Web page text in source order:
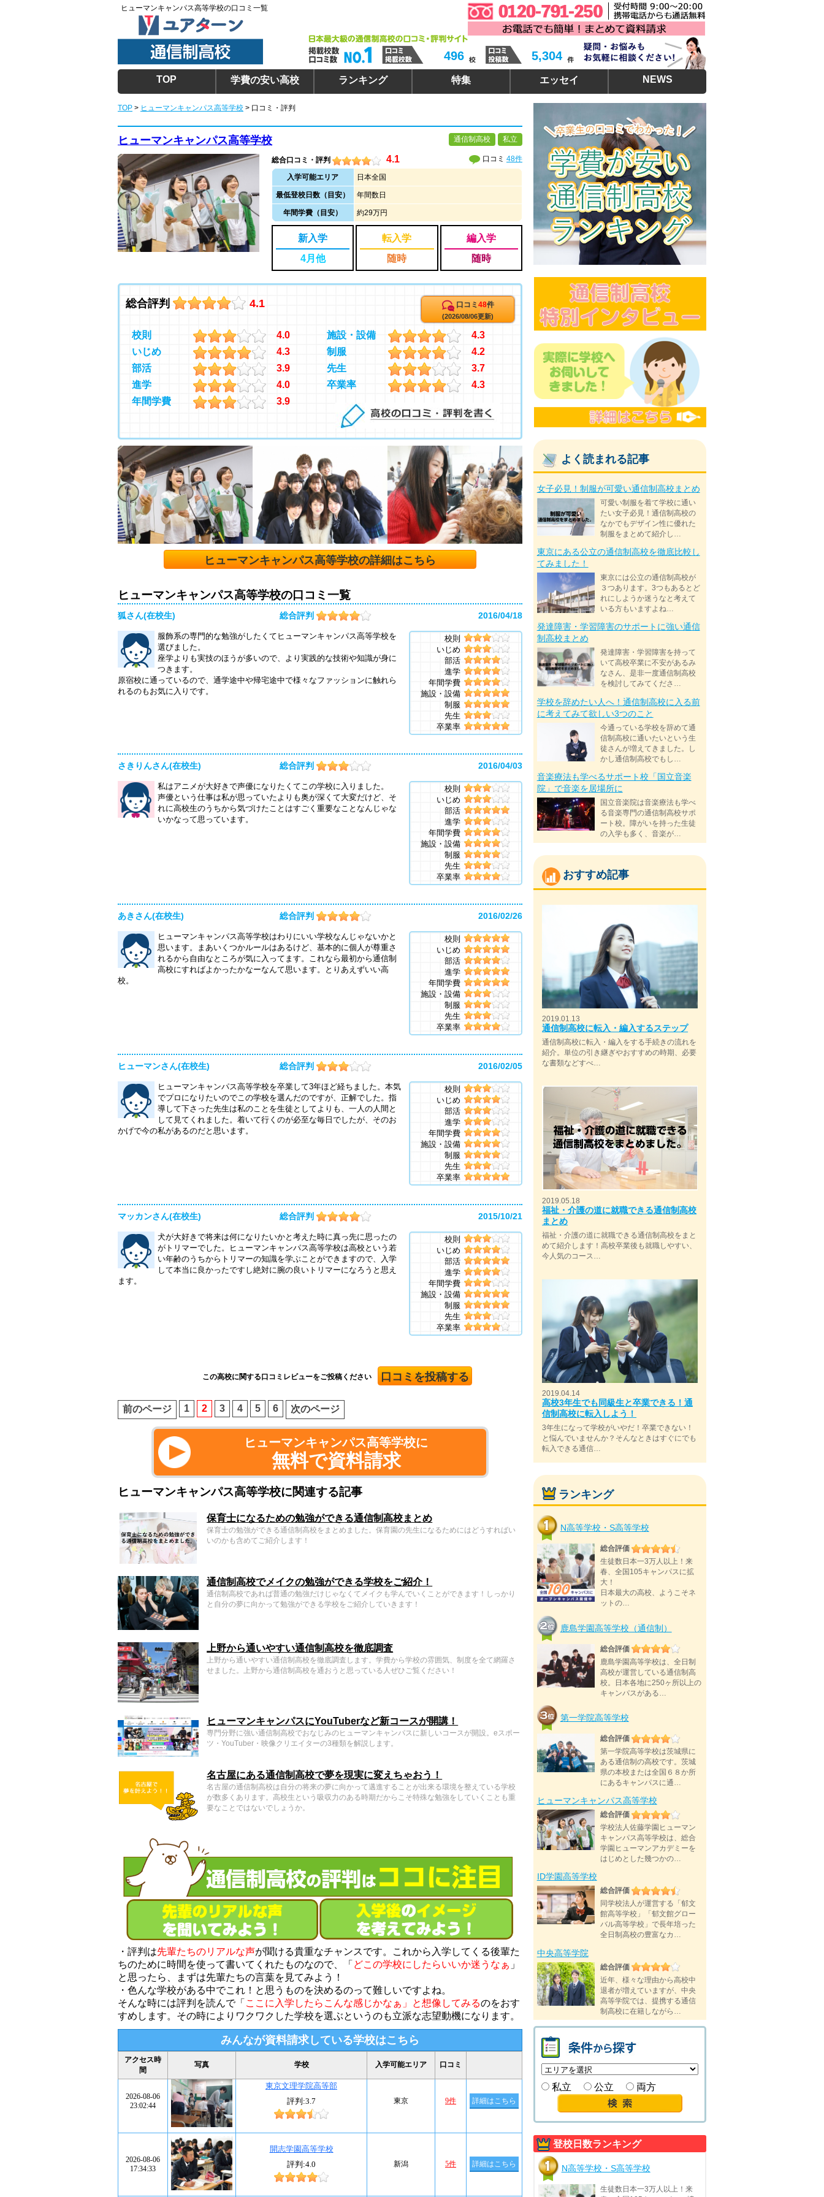
ヒューマンキャンパス高等学校の口コミ一覧
5,304
496
TOP 学費の安い高校 ランキング 特集 エッセイ NEWS
TOP > ヒューマンキャンパス高等学校 > 口コミ・評判
ヒューマンキャンパス高等学校 通信制高校 私立
総合口コミ・評判 4.1 口コミ 48件
入学可能エリア 日本全国
最低登校日数（目安） 年間数日
年間学費（目安） 約29万円
新入学
4月他
転入学
随時
編入学
随時
総合評判 4.1 口コミ 48件
(2026/08/06更新)
校則
4.0
いじめ
4.3
部活
3.9
進学
4.0
年間学費
3.9
施設・設備
4.3
制服
4.2
先生
3.7
卒業率
4.3
ヒューマンキャンパス高等学校の詳細はこちら
ヒューマンキャンパス高等学校の口コミ一覧
狐さん(在校生) 総合評判 2016/04/18
服飾系の専門的な勉強がしたくてヒューマンキャンパス高等学校を
選びました。
座学よりも実技のほうが多いので、より実践的な技術や知識が身に
つきます。
原宿校に通っているので、通学途中や帰宅途中で様々なファッションに触れら
れるのもお気に入りです。
校則
いじめ
部活
進学
年間学費
施設・設備
制服
先生
卒業率
さきりんさん(在校生) 総合評判 2016/04/03
私はアニメが大好きで声優になりたくてこの学校に入りました。
声優という仕事は私が思っていたよりも奥が深くて大変だけど、そ
れに高校生のうちから気づけたことはすごく重要なことなんじゃな
いかなって思っています。
校則
いじめ
部活
進学
年間学費
施設・設備
制服
先生
卒業率
あきさん(在校生) 総合評判 2016/02/26
ヒューマンキャンパス高等学校はわりにいい学校なんじゃないかと
思います。まあいくつかルールはあるけど、基本的に個人が尊重さ
れるから自由なところが気に入ってます。これなら最初から通信制
高校にすればよかったかなーなんて思います。とりあえずいい高
校。
校則
いじめ
部活
進学
年間学費
施設・設備
制服
先生
卒業率
ヒューマンさん(在校生) 総合評判 2016/02/05
ヒューマンキャンパス高等学校を卒業して3年ほど経ちました。本気
でプロになりたいのでこの学校を選んだのですが、正解でした。指
導して下さった先生は私のことを生徒としてよりも、一人の人間と
して見てくれました。着いて行くのが必至な毎日でしたが、そのお
かげで今の私があるのだと思います。
校則
いじめ
部活
進学
年間学費
施設・設備
制服
先生
卒業率
マッカンさん(在校生) 総合評判 2015/10/21
犬が大好きで将来は何になりたいかと考えた時に真っ先に思ったの
がトリマーでした。ヒューマンキャンパス高等学校は高校という若
い年齢のうちからトリマーの知識を学ぶことができますので、入学
して本当に良かったですし絶対に腕の良いトリマーになろうと思え
ます。
校則
いじめ
部活
進学
年間学費
施設・設備
制服
先生
卒業率
この高校に関する口コミレビューをご投稿ください 口コミを投稿する
前のページ 1 2 3 4 5 6 次のページ
ヒューマンキャンパス高等学校に
無料で資料請求
ヒューマンキャンパス高等学校に関連する記事
保育士になるための勉強ができる通信制高校まとめ
保育士の勉強ができる通信制高校をまとめました。保育園の先生になるためにはどうすればい
いのかも含めてご紹介します！
通信制高校でメイクの勉強ができる学校をご紹介！
通信制高校であれば普通の勉強だけじゃなくてメイクも学んでいくことができます！しっかり
と自分の夢に向かって勉強ができる学校をご紹介していきます！
上野から通いやすい通信制高校を徹底調査
上野から通いやすい通信制高校を徹底調査します。学費から学校の雰囲気、制度を全て網羅さ
せました。上野から通信制高校を通おうと思っている人ぜひご覧ください！
ヒューマンキャンパスにYouTuberなど新コースが開講！
専門分野に強い通信制高校でおなじみのヒューマンキャンパスに新しいコースが開設。eスポー
ツ・YouTuber・映像クリエイターの3種類を解説します。
名古屋にある通信制高校で夢を現実に変えちゃおう！
名古屋の通信制高校は自分の将来の夢に向かって邁進することが出来る環境を整えている学校
が数多くあります。高校生という吸収力のある時期だからこそ特殊な勉強をしていくことも重
要なことではないでしょうか。
・評判は先輩たちのリアルな声が聞ける貴重なチャンスです。これから入学してくる後輩た
ちのために時間を使って書いてくれたものなので、「 どこの学校にしたらいいか迷うなぁ 」
と思ったら、まずは先輩たちの言葉を見てみよう！
・色んな学校がある中でこれ！と思うものを決めるのって難しいですよね。
そんな時には評判を読んで「 ここに入学したらこんな感じかなぁ」と想像してみるのをおす
すめします。その時によりワクワクした学校を選ぶというのも立派な志望動機になります。
みんなが資料請求している学校はこちら
よく読まれる記事
女子必見！制服が可愛い通信制高校まとめ
可愛い制服を着て学校に通い
たい女子必見！通信制高校の
なかでもデザイン性に優れた
制服をまとめて紹介し…
東京にある公立の通信制高校を徹底比較し
てみました！
東京には公立の通信制高校が
３つあります。3つもあるとど
れにしようか迷うなと考えて
いる方もいますよね…
発達障害・学習障害のサポートに強い通信
制高校まとめ
発達障害・学習障害を持って
いて高校卒業に不安があるみ
なさん、是非一度通信制高校
を検討してみてくださ…
学校を辞めたい人へ！通信制高校に入る前
に考えてみて欲しい3つのこと
今通っている学校を辞めて通
信制高校に通いたいという生
徒さんが増えてきました。し
かし通信制高校でもし…
音楽療法も学べるサポート校「国立音楽
院」で音楽を居場所に
国立音楽院は音楽療法も学べ
る音楽専門の通信制高校サポ
ート校。障がいを持った生徒
の入学も多く、音楽が…
おすすめ記事
2019.01.13
通信制高校に転入・編入するステップ
通信制高校に転入・編入をする手続きの流れを
紹介。単位の引き継ぎやおすすめの時期、必要
な書類などすべ…
2019.05.18
福祉・介護の道に就職できる通信制高校
まとめ
福祉・介護の道に就職できる通信制高校をまと
めて紹介します！高校卒業後も就職しやすい、
今人気のコース…
2019.04.14
高校3年生でも同級生と卒業できる！通
信制高校に転入しよう！
3年生になって学校がいやだ！卒業できない！
と悩んでいませんか？そんなときはすぐにでも
転入できる通信…
ランキング
N高等学校・S高等学校
総合評価
生徒数日本一3万人以上！来
春、全国105キャンパスに拡
大！
日本最大の高校、ようこそネ
ットの…
鹿島学園高等学校（通信制）
総合評価
鹿島学園高等学校は、全日制
高校が運営している通信制高
校。日本各地に250ヶ所以上の
キャンパスがある…
第一学院高等学校
総合評価
第一学院高等学校は茨城県に
ある通信制の高校です。茨城
県の本校または全国６８か所
にあるキャンパスに通…
ヒューマンキャンパス高等学校
総合評価
学校法人佐藤学園ヒューマン
キャンパス高等学校は、総合
学園ヒューマンアカデミーを
はじめとした幾つかの…
ID学園高等学校
総合評価
同学校法人が運営する「郁文
館高等学校」「郁文館グロー
バル高等学校」で長年培った
全日制高校の豊富なカ…
中央高等学院
総合評価
近年、様々な理由から高校中
退者が増えていますが、中央
高等学院では、提携する通信
制高校に在籍しながら…
私立 公立 両方
登校日数ランキング
N高等学校・S高等学校
生徒数日本一3万人以上！来